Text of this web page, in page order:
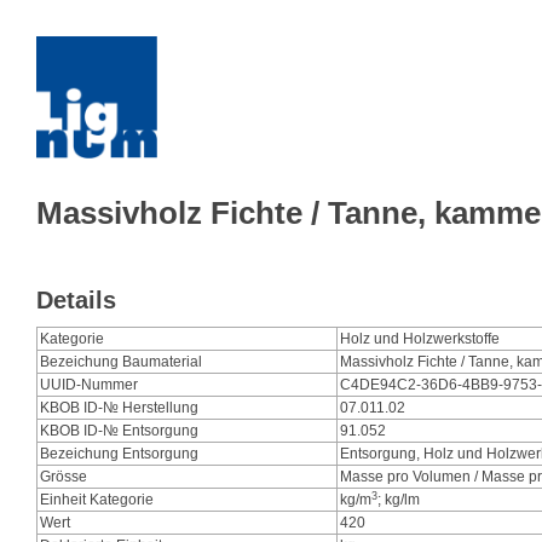
Massivholz Fichte / Tanne,
Details
Kategorie
Holz und Holzwerkstoffe
Bezeichung Baumaterial
Massivholz Fichte / Tanne,
UUID-Nummer
C4DE94C2-36D6-4BB9-
KBOB ID-№ Herstellung
07.011.02
KBOB ID-№ Entsorgung
91.052
Bezeichung Entsorgung
Entsorgung, Holz und
Grösse
Masse pro Volumen / Masse
Einheit Kategorie
kg/m3; kg/lm
Wert
420